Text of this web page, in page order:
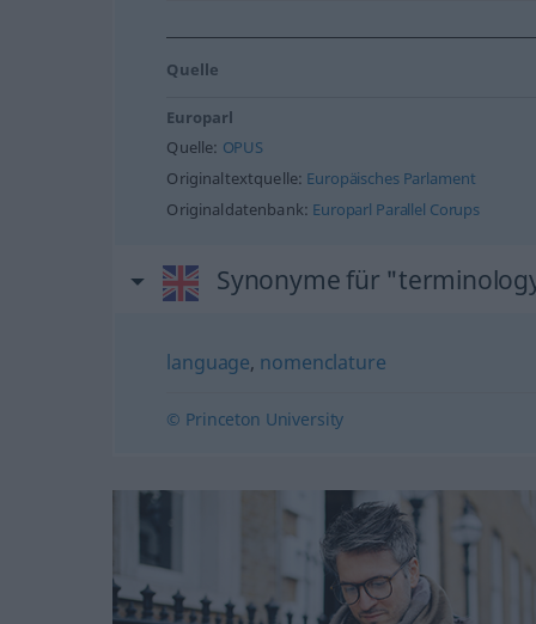
Quelle
Europarl
Quelle: OPUS
Originaltextquelle: Europäisches Parlament
Originaldatenbank: Europarl Parallel Corups
Synonyme für
language, nomenclature
© Princeton University